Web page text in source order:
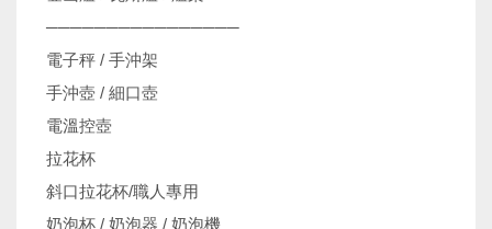
────────────────
電子秤 / 手沖架
手沖壺 / 細口壺
電溫控壺
拉花杯
斜口拉花杯/職人專用
奶泡杯 / 奶泡器 / 奶泡機